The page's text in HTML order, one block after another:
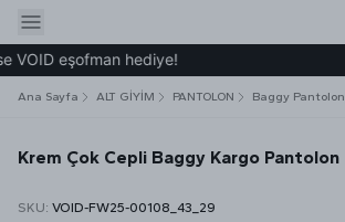
eşofman hediye!
Ana Sayfa ALT GİYİM PANTOLON Baggy Pantolon
Krem Çok Cepli Baggy Kargo Pantolon
SKU: VOID-FW25-00108_43_29